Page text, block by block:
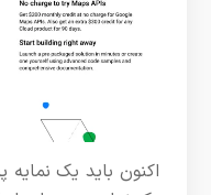
اکنون باید یک نمایه